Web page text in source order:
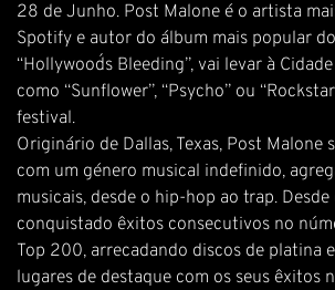
28 de Junho. Post Malone é o artista
Spotify e autor do álbum mais popular
“Hollywood´s Bleeding”, vai levar à
como “Sunflower”, “Psycho” ou
festival.
Originário de Dallas, Texas, Post Malone
com um género musical indefinido,
musicais, desde o hip-hop ao trap.
conquistado êxitos consecutivos no
Top 200, arrecadando discos de platina
lugares de destaque com os seus êxitos